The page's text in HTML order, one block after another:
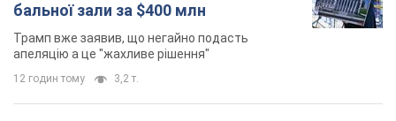
бальної зали за $400 млн
Трамп вже заявив, що негайно подасть
апеляцію а це "жахливе рішення"
12 годин тому 3,2 т.